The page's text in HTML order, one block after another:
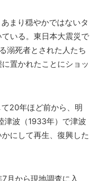
まり穏やかではないタ
いる。東日本大震災で
溺死者とされた人たち
置かれたことにショッ
20年ほど前から、明
津波（1933年）で津波
にして再生、復興した
月から現地調査に入